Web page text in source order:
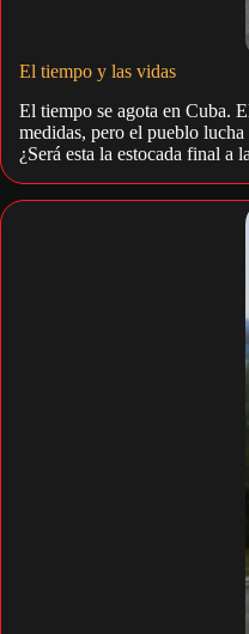
El tiempo y las vidas
El tiempo se agota en Cuba.
medidas, pero el pueblo
¿Será esta la estocada final a